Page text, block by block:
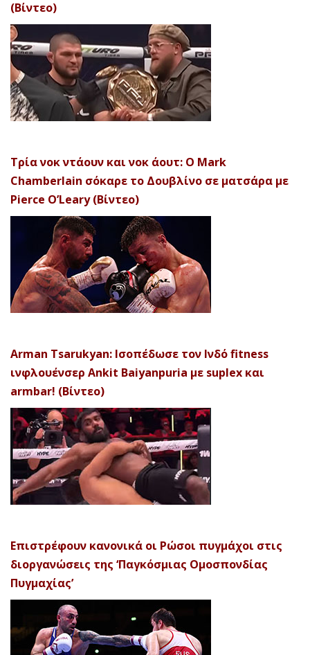
(Βίντεο)
Τρία νοκ ντάουν και νοκ άουτ: Ο Mark
Chamberlain σόκαρε το Δουβλίνο σε ματσάρα με
Pierce O’Leary (Βίντεο)
Arman Tsarukyan: Ισοπέδωσε τον Ινδό fitness
ινφλουένσερ Ankit Baiyanpuria με suplex και
armbar! (Βίντεο)
Επιστρέφουν κανονικά οι Ρώσοι πυγμάχοι στις
διοργανώσεις της ‘Παγκόσμιας Ομοσπονδίας
Πυγμαχίας’